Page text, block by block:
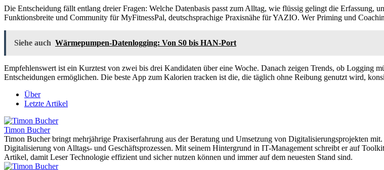
Die Entscheidung fällt entlang dreier Fragen: Welche Datenbasis passt zum Alltag, wie flüssig gelingt die Erfassung,
Funktionsbreite und Community für MyFitnessPal, deutschsprachige Praxisnähe für YAZIO. Wer Priming und
Siehe auch Wärmepumpen-Datenlogging: Von S0 bis HAN-Port
Empfehlenswert ist ein Kurztest von zwei bis drei Kandidaten über eine Woche. Danach zeigen Trends, ob Logging
Entscheidungen ermöglichen. Die beste App zum Kalorien tracken ist die, die täglich ohne Reibung genutzt wird,
Über
Letzte Artikel
Timon Bucher
Timon Bucher bringt mehrjährige Praxiserfahrung aus der Beratung und Umsetzung von Digitalisierungsprojekten
Digitalisierung von Alltags- und Geschäftsprozessen. Mit seinem Hintergrund in IT-Management schreibt er auf
Artikel, damit Leser Technologie effizient und sicher nutzen können und immer auf dem neuesten Stand sind.